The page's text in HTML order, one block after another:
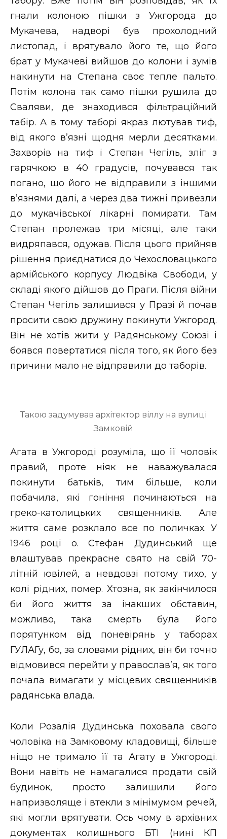
гнали колоною пішки з Ужгорода до
Мукачева, надворі був прохолодний
листопад, і врятувало його те, що його
брат у Мукачеві вийшов до колони і зумів
накинути на Степана своє тепле пальто.
Потім колона так само пішки рушила до
Сваляви, де знаходився фільтраційний
табір. А в тому таборі якраз лютував тиф,
від якого в’язні щодня мерли десятками.
Захворів на тиф і Степан Чегіль, зліг з
гарячкою в 40 градусів, почувався так
погано, що його не відправили з іншими
в’язнями далі, а через два тижні привезли
до мукачівської лікарні помирати. Там
Степан пролежав три місяці, але таки
видряпався, одужав. Після цього прийняв
рішення приєднатися до Чехословацького
армійського корпусу Людвіка Свободи, у
складі якого дійшов до Праги. Після війни
Степан Чегіль залишився у Празі й почав
просити свою дружину покинути Ужгород.
Він не хотів жити у Радянському Союзі і
боявся повертатися після того, як його без
причини мало не відправили до таборів.
Такою задумував архітектор віллу на вулиці
Замковій
Агата в Ужгороді розуміла, що її чоловік
правий, проте ніяк не наважувалася
покинути батьків, тим більше, коли
побачила, які гоніння починаються на
греко-католицьких священників. Але
життя саме розклало все по поличках. У
1946 році о. Стефан Дудинський ще
влаштував прекрасне свято на свій 70-
літній ювілей, а невдовзі потому тихо, у
колі рідних, помер. Хтозна, як закінчилося
би його життя за інакших обставин,
можливо, така смерть була його
порятунком від поневірянь у таборах
ГУЛАГу, бо, за словами рідних, він би точно
відмовився перейти у православ’я, як того
почала вимагати у місцевих священників
радянська влада.
Коли Розалія Дудинська поховала свого
чоловіка на Замковому кладовищі, більше
ніщо не тримало її та Агату в Ужгороді.
Вони навіть не намагалися продати свій
будинок, просто залишили його
напризволяще і втекли з мінімумом речей,
які могли врятувати. Ось чому в архівних
документах колишнього БТІ (нині КП